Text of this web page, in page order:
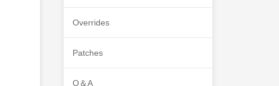
Overrides
Patches
Q＆A